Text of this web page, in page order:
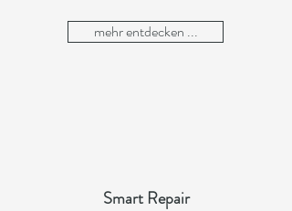
mehr entdecken ...
Smart Repair